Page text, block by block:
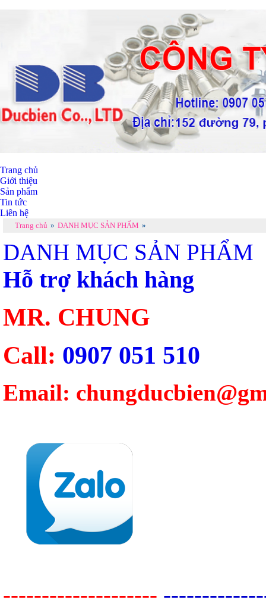
Trang chủ
Giới thiệu
Sản phẩm
Tin tức
Liên hệ
Trang chủ » DANH MỤC SẢN PHẨM »
DANH MỤC SẢN PHẨM
Hỗ trợ khách hàng
MR. CHUNG
Call: 0907 051 510
Email:
--------------------